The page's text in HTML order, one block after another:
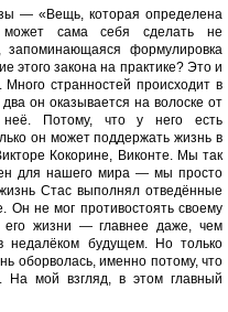
— «Вещь, которая определена
сама себя сделать не
запоминающаяся формулировка
этого закона на практике? Это и
странностей происходит в
он оказывается на волоске от
Потому, что у него есть
он может поддержать жизнь в
Кокорине, Виконте. Мы так
для нашего мира — мы просто
Стас выполнял отведённые
не мог противостоять своему
жизни — главнее даже, чем
недалёком будущем. Но только
оборволась, именно потому, что
На мой взгляд, в этом главный